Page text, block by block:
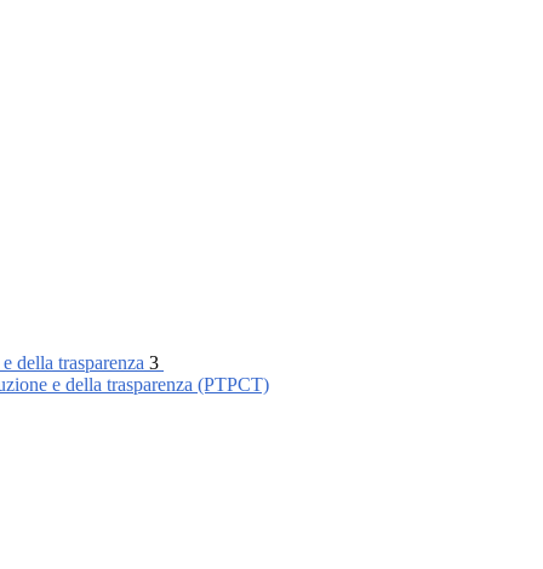
della trasparenza 3
e della trasparenza (PTPCT)